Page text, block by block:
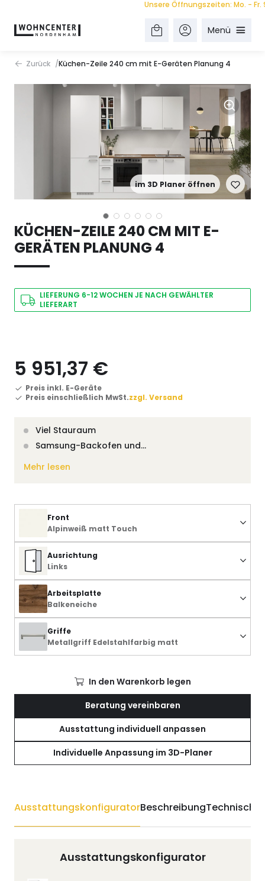
Unsere Öffnungszeiten: Mo. - Fr.
Menü
Zurück Küchen-Zeile 240 cm mit E-Geräten Planung 4
im 3D Planer öffnen
KÜCHEN-ZEILE 240 CM MIT E-
GERÄTEN PLANUNG 4
LIEFERUNG 6-12 WOCHEN JE NACH GEWÄHLTER
LIEFERART
5 951,37 €
Preis inkl. E-Geräte
Preis einschließlich MwSt.zzgl. Versand
Viel Stauraum
Samsung-Backofen und…
Mehr lesen
Front
Alpinweiß matt Touch
Ausrichtung
Links
Arbeitsplatte
Balkeneiche
Griffe
Metallgriff Edelstahlfarbig matt
In den Warenkorb legen
Beratung vereinbaren
Ausstattung individuell anpassen
Individuelle Anpassung im 3D-Planer
AusstattungskonfiguratorBeschreibungTechnische
Ausstattungskonfigurator